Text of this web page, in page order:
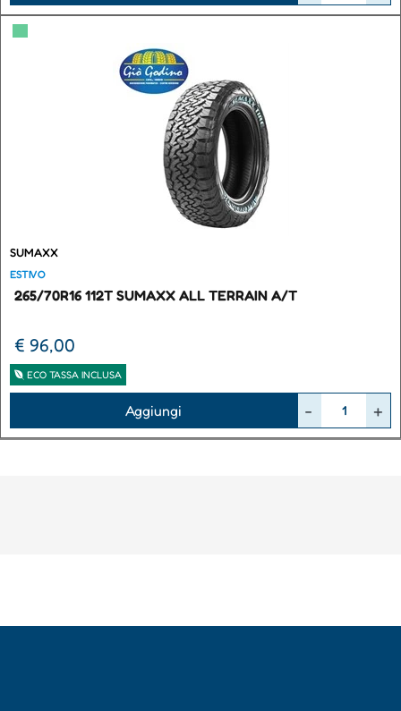
▀
SUMAXX
ESTIVO
265/70R16 112T SUMAXX ALL TERRAIN A/T
€ 96,00
ECO TASSA INCLUSA
Aggiungi